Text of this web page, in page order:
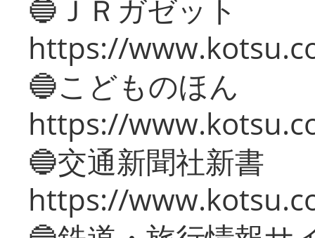
🔵ＪＲガゼット
https://
🔵こどものほん
https://
🔵交通新聞社新書
https://